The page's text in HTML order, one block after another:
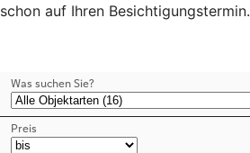
schon auf Ihren Besichtigungstermin.